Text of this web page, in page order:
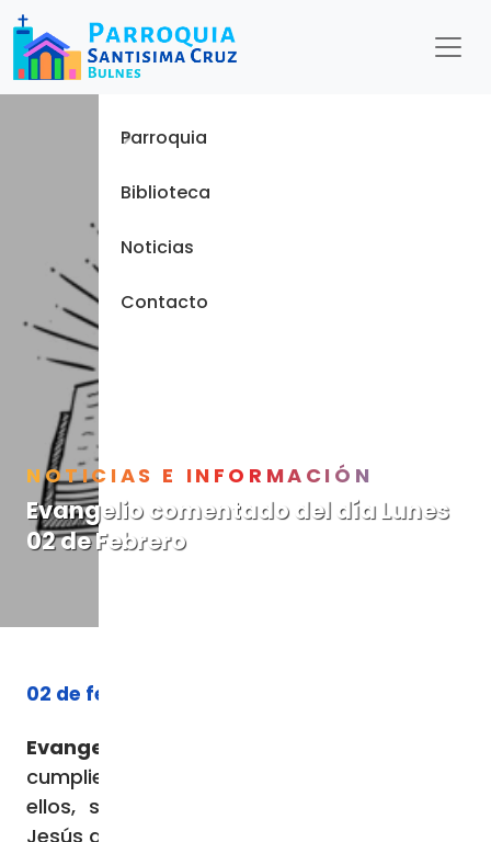
NOTICIAS E INFORMACIÓN
Evangelio comentado del día Lunes
02 de Febrero
02 de febrero de 2026
Evangelio (
cumplieron los días de la purificación de
ellos, según la Ley de Moisés, llevaron a
Jesús a Jerusalén para presentarle al Señor,
Menu
Inicio
Parroquia
Biblioteca
Noticias
Contacto